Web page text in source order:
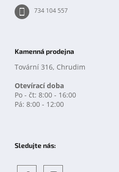
734 104 557
Kamenná prodejna
Tovární 316, Chrudim
Otevírací doba
Po - čt: 8:00 - 16:00
Pá: 8:00 - 12:00
Sledujte nás: